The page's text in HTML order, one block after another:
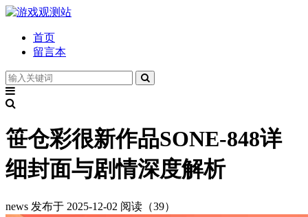
首页
留言本
笹仓彩很新作品SONE-848详
细封面与剧情深度解析
news 发布于 2025-12-02 阅读（39）